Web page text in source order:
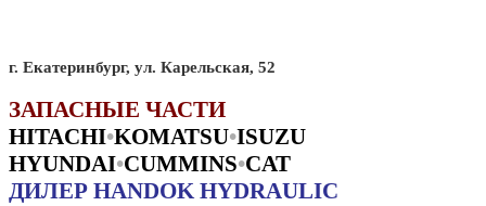
г. Екатеринбург, ул. Карельская, 52
ЗАПАСНЫЕ ЧАСТИ
HITACHI•KOMATSU•ISUZU
HYUNDAI•CUMMINS•CAT
ДИЛЕР HANDOK HYDRAULIC